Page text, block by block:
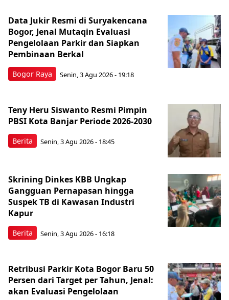
Bogor Raya
Data Jukir Resmi di Suryakencana
Bogor, Jenal Mutaqin Evaluasi
Pengelolaan Parkir dan Siapkan
Pembinaan Berkal
Senin, 3 Agu 2026 - 19:18
Berita
Teny Heru Siswanto Resmi Pimpin
PBSI Kota Banjar Periode 2026-2030
Senin, 3 Agu 2026 - 18:45
Berita
Skrining Dinkes KBB Ungkap
Gangguan Pernapasan hingga
Suspek TB di Kawasan Industri
Kapur
Senin, 3 Agu 2026 - 16:18
Retribusi Parkir Kota Bogor Baru 50
Persen dari Target per Tahun, Jenal:
akan Evaluasi Pengelolaan